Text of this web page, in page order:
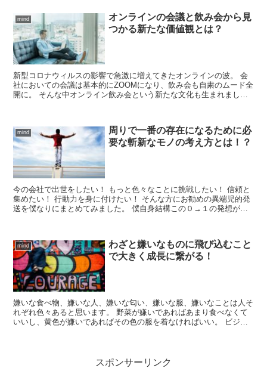
mind
オンラインの会議と飲み会から見
つかる新たな価値観とは？
新型コロナウィルスの影響で急激に増えてきたオンラインの波。 会
社においての会議は基本的にZOOMになり、飲み会も自粛のムード全
開に。 そんな中オンライン飲み会という新たな文化も生まれまし
mind
周りで一番の存在になるために必
要な斬新なモノの考え方とは！？
今の会社で出世をしたい！ もっと色々なことに挑戦したい！ 信頼と
集めたい！ 行動力を身に付けたい！ そんな方にお勧めの異端児的発
送を僕なりにまとめてみました。 僕自身結構この０→１の発想が好
mind
わざと嫌いなものに飛び込むこと
で大きく成長に繋がる！
嫌いな食べ物、嫌いな人、嫌いな匂い、嫌いな服、嫌いなことは人そ
れぞれ色々あると思います。 野菜が嫌いであればあまり食べなくて
いいし、黄色が嫌いであればその色の服を着なければいい。 ビジネ
スポンサーリンク